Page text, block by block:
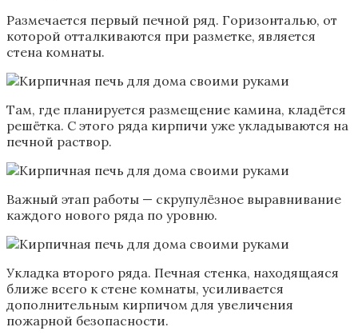
Размечается первый печной ряд. Горизонталью, от
которой отталкиваются при разметке, является
стена комнаты.
Там, где планируется размещение камина, кладётся
решётка. С этого ряда кирпичи уже укладываются на
печной раствор.
Важный этап работы — скрупулёзное выравнивание
каждого нового ряда по уровню.
Укладка второго ряда. Печная стенка, находящаяся
ближе всего к стене комнаты, усиливается
дополнительным кирпичом для увеличения
пожарной безопасности.